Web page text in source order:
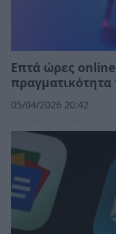
Επτά ώρες
05/04/2026 20:42